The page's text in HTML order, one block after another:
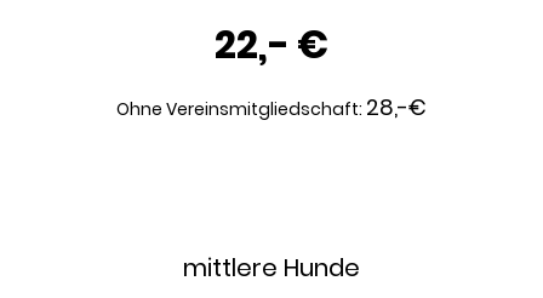
22,- €
Ohne Vereinsmitgliedschaft: 28,-€
mittlere Hunde